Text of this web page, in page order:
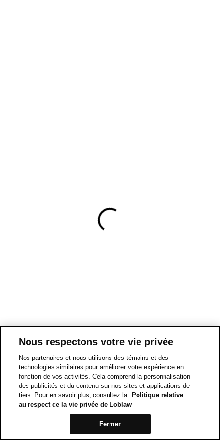
Nous respectons votre vie privée
Nos partenaires et nous utilisons des témoins et des
technologies similaires pour améliorer votre expérience en
fonction de vos activités. Cela comprend la personnalisation
des publicités et du contenu sur nos sites et applications de
tiers. Pour en savoir plus, consultez la
Politique relative
au respect de la vie privée de Loblaw
Fermer